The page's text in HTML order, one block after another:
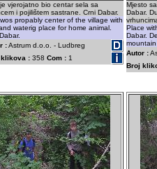
vjerojatno bio centar sela sa
i pojilištem sastrane. Crni Dabar.
propably center of the village with
waterig place for home animal.
:Astrum d.o.o. - Ludbreg
: 358 Com : 1
Mjesto
Dabar.
Place
Dabar.
Autor :
Broj